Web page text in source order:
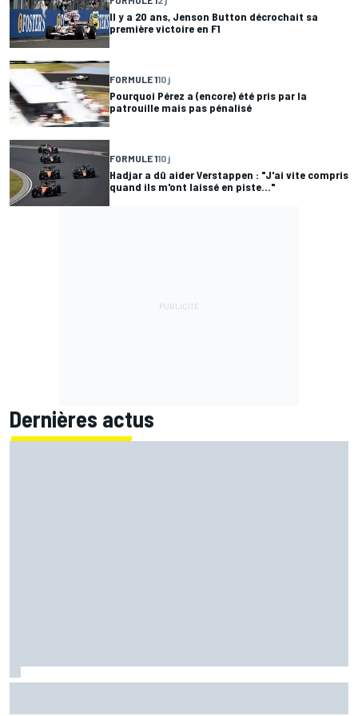
Il y a 20 ans, Jenson Button décrochait sa
première victoire en F1
FORMULE 110 j
Pourquoi Pérez a (encore) été pris par la
patrouille mais pas pénalisé
FORMULE 110 j
Hadjar a dû aider Verstappen : "J'ai vite compris
quand ils m'ont laissé en piste..."
Dernières actus